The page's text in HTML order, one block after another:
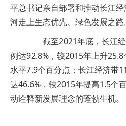
平总书记亲自部署和推动长江
河走上生态优先、绿色发展之路。
截至2021年底，长江经
例达92.8%，较2015年上升
水平7.9个百分点；长江经济带
达46.6%，较2015年提高1.5个
动诠释新发展理念的蓬勃生机。